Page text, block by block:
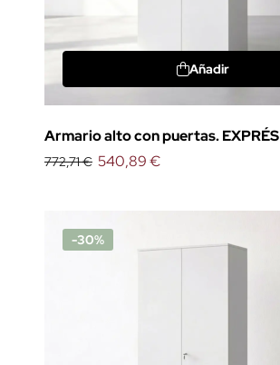
Añadir
Armario alto con puertas. EXPRÉS
772,71 € 540,89 €
-30%